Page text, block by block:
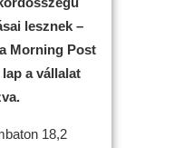
lesznek –
Morning Post
a vállalat
18,2